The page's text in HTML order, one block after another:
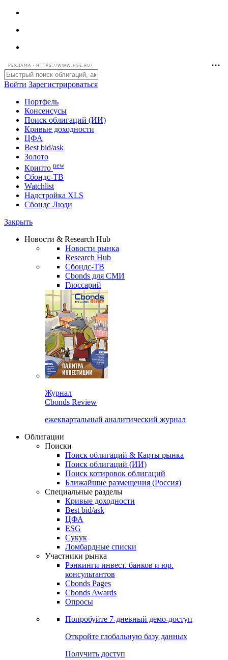
РЕКЛАМА • HTTPS://WWW.HSE.RU/
Войти Зарегистрироваться
Портфель
Консенсусы
Поиск облигаций (ИИ)
Кривые доходности
ЦФА
Best bid/ask
Золото
Крипто new
Watchlist
Сбондс Люди
Новости & Research Hub
Новости рынка
Research Hub
Сбондс-ТВ
Cbonds для СМИ
Глоссарий
Cbonds Review
ежеквартальный аналитический журнал
Облигации
Поиски
Поиск облигаций & Карты рынка
Поиск облигаций (ИИ)
Поиск котировок облигаций
Ближайшие размещения (Россия)
Специальные разделы
Кривые доходности
Best bid/ask
ЦФА
ESG
Сукук
Ломбардные списки
Участники рынка
Рэнкинги инвест. банков и юр.
Cbonds Pages
Опросы
Попробуйте7-дневный